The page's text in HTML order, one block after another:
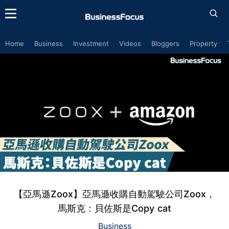
Home Business Investment Videos Bloggers Property
【亞馬遜Zoox】亞馬遜收購自動駕駛公司Zoox，
馬斯克：貝佐斯是Copy cat
Business